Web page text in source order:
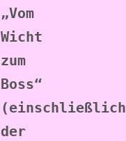
„Vom
Wicht
zum
Boss“
(einschließlich
der